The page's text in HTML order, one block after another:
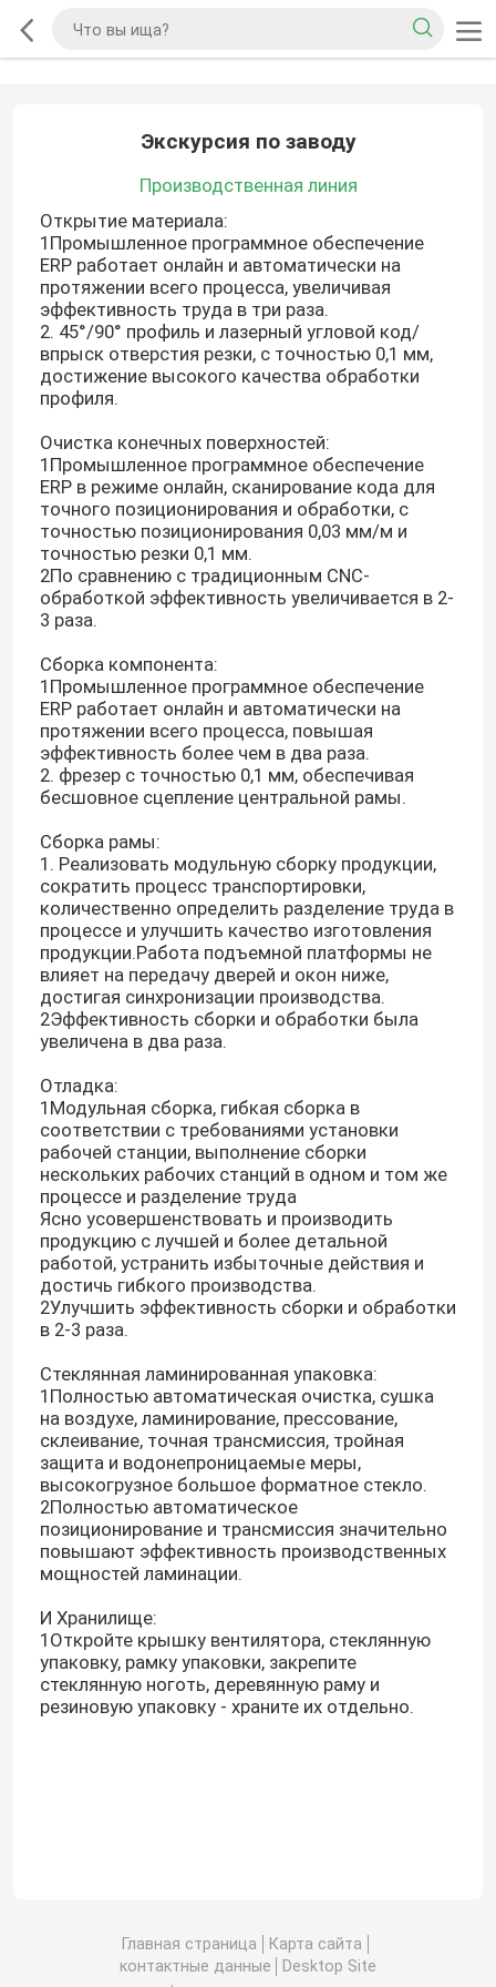
Экскурсия по заводу
Производственная линия
Открытие материала:
1Промышленное программное обеспечение
ERP работает онлайн и автоматически на
протяжении всего процесса, увеличивая
эффективность труда в три раза.
2. 45°/90° профиль и лазерный угловой код/
впрыск отверстия резки, с точностью 0,1 мм,
достижение высокого качества обработки
профиля.
Очистка конечных поверхностей:
1Промышленное программное обеспечение
ERP в режиме онлайн, сканирование кода для
точного позиционирования и обработки, с
точностью позиционирования 0,03 мм/м и
точностью резки 0,1 мм.
2По сравнению с традиционным CNC-
обработкой эффективность увеличивается в 2-
3 раза.
Сборка компонента:
1Промышленное программное обеспечение
ERP работает онлайн и автоматически на
протяжении всего процесса, повышая
эффективность более чем в два раза.
2. фрезер с точностью 0,1 мм, обеспечивая
бесшовное сцепление центральной рамы.
Сборка рамы:
1. Реализовать модульную сборку продукции,
сократить процесс транспортировки,
количественно определить разделение труда в
процессе и улучшить качество изготовления
продукции.Работа подъемной платформы не
влияет на передачу дверей и окон ниже,
достигая синхронизации производства.
2Эффективность сборки и обработки была
увеличена в два раза.
Отладка:
1Модульная сборка, гибкая сборка в
соответствии с требованиями установки
рабочей станции, выполнение сборки
нескольких рабочих станций в одном и том же
процессе и разделение труда
Ясно усовершенствовать и производить
продукцию с лучшей и более детальной
работой, устранить избыточные действия и
достичь гибкого производства.
2Улучшить эффективность сборки и обработки
в 2-3 раза.
Стеклянная ламинированная упаковка:
1Полностью автоматическая очистка, сушка
на воздухе, ламинирование, прессование,
склеивание, точная трансмиссия, тройная
защита и водонепроницаемые меры,
высокогрузное большое форматное стекло.
2Полностью автоматическое
позиционирование и трансмиссия значительно
повышают эффективность производственных
мощностей ламинации.
И Хранилище:
1Откройте крышку вентилятора, стеклянную
упаковку, рамку упаковки, закрепите
стеклянную ноготь, деревянную раму и
резиновую упаковку - храните их отдельно.
Главная страница
Карта сайта
контактные данные
Desktop Site